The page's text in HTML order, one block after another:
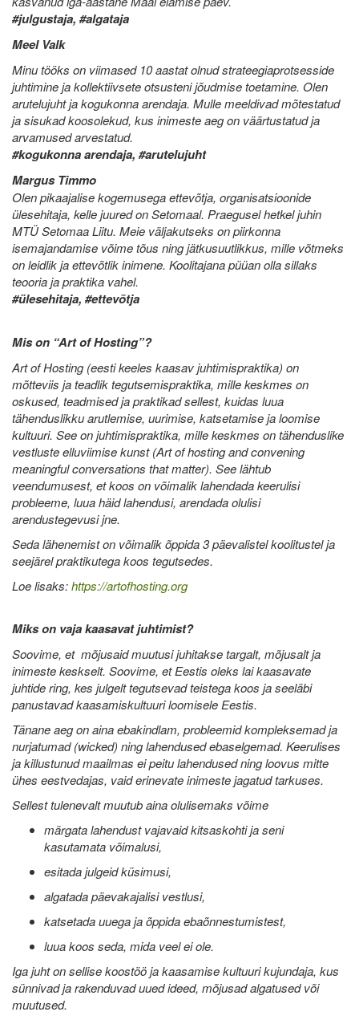
#julgustaja, #algataja
Meel Valk
Minu tööks on viimased 10 aastat olnud strateegiaprotsesside
juhtimine ja kollektiivsete otsusteni jõudmise toetamine. Olen
arutelujuht ja kogukonna arendaja. Mulle meeldivad mõtestatud
ja sisukad koosolekud, kus inimeste aeg on väärtustatud ja
arvamused arvestatud.
#kogukonna arendaja, #arutelujuht
Margus Timmo
Olen pikaajalise kogemusega ettevõtja, organisatsioonide
ülesehitaja, kelle juured on Setomaal. Praegusel hetkel juhin
MTÜ Setomaa Liitu. Meie väljakutseks on piirkonna
isemajandamise võime tõus ning jätkusuutlikkus, mille võtmeks
on leidlik ja ettevõtlik inimene. Koolitajana püüan olla sillaks
teooria ja praktika vahel.
#ülesehitaja, #ettevõtja
Mis on “Art of Hosting”?
Art of Hosting (eesti keeles kaasav juhtimispraktika) on
mõtteviis ja teadlik tegutsemispraktika, mille keskmes on
oskused, teadmised ja praktikad sellest, kuidas luua
tähenduslikku arutlemise, uurimise, katsetamise ja loomise
kultuuri. See on juhtimispraktika, mille keskmes on tähenduslike
vestluste elluviimise kunst (Art of hosting and convening
meaningful conversations that matter). See lähtub
veendumusest, et koos on võimalik lahendada keerulisi
probleeme, luua häid lahendusi, arendada olulisi
arendustegevusi jne.
Seda lähenemist on võimalik õppida 3 päevalistel koolitustel ja
seejärel praktikutega koos tegutsedes.
Loe lisaks:https://artofhosting.org
Miks on vaja kaasavat juhtimist?
Soovime, et mõjusaid muutusi juhitakse targalt, mõjusalt ja
inimeste keskselt. Soovime, et Eestis oleks lai kaasavate
juhtide ring, kes julgelt tegutsevad teistega koos ja seeläbi
panustavad kaasamiskultuuri loomisele Eestis.
Tänane aeg on aina ebakindlam, probleemid kompleksemad ja
nurjatumad (wicked) ning lahendused ebaselgemad. Keerulises
ja killustunud maailmas ei peitu lahendused ning loovus mitte
ühes eestvedajas, vaid erinevate inimeste jagatud tarkuses.
Sellest tulenevalt muutub aina olulisemaks võime
märgata lahendust vajavaid kitsaskohti ja seni
kasutamata võimalusi,
esitada julgeid küsimusi,
algatada päevakajalisi vestlusi,
katsetada uuega ja õppida ebaõnnestumistest,
luua koos seda, mida veel ei ole.
Iga juht on sellise koostöö ja kaasamise kultuuri kujundaja, kus
sünnivad ja rakenduvad uued ideed, mõjusad algatused või
muutused.